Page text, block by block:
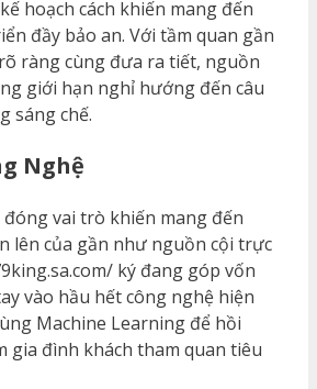
hoạch cách khiến mang đến
đầy bảo an. Với tầm quan gần
ràng cùng đưa ra tiết, nguồn
giới hạn nghỉ hướng đến câu
sáng chế.
Nghệ
vai trò khiến mang đến
lên của gần như nguồn cội trực
ký đang góp vốn
vào hầu hết công nghệ hiện
Machine Learning để hồi
gia đình khách tham quan tiêu